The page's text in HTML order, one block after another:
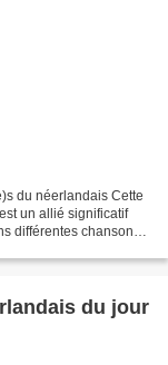
du néerlandais Cette
un allié significatif
différentes chansons
du jour